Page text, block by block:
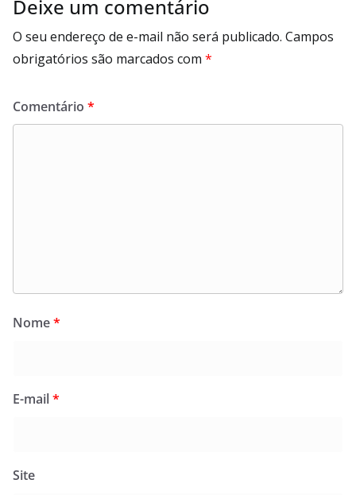
Deixe um comentário
O seu endereço de e-mail não será publicado. Campos
obrigatórios são marcados com *
Comentário *
Nome*
E-mail*
Site